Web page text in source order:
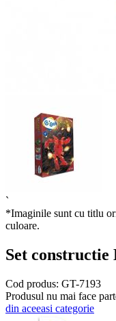
`
*Imaginile sunt cu titlu
culoare.
Set
Cod produs: GT-7193
Produsul nu mai face
din aceeasi categorie